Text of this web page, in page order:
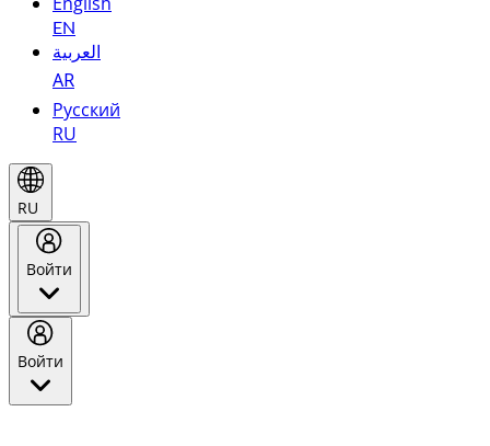
EN
العربية
AR
Русский
RU
RU
Войти
Войти